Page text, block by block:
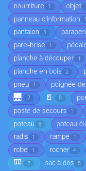
nourriture 1 objet
panneau d'information 1
pantalon 3
pare-brise 1
planche à découper 1
planche en bois 2
pneu 1 poignée
🌉 2 🚪 5
poste de secours 1
poteau 6 poteau
radis 1 rampe 1
robe 1 rocher 4
🎒 7 sac à dos 5